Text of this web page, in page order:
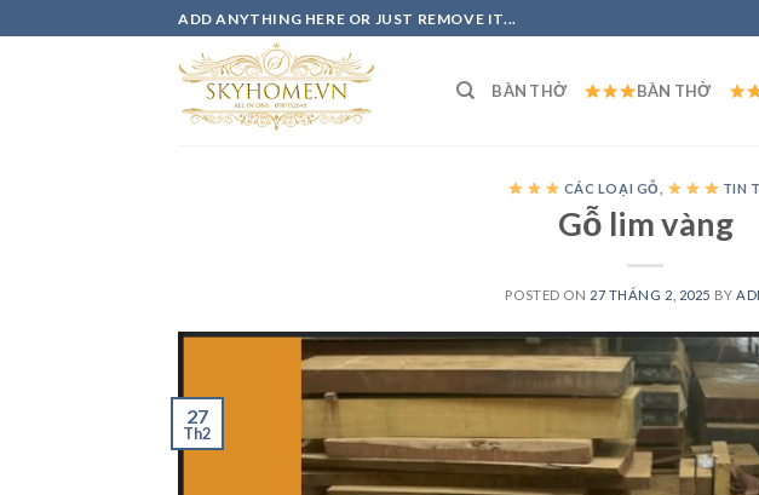
to
ADD ANYTHING HERE OR JUST REMOVE IT...
BÀN THỜ BÀN THỜ
CÁC LOẠI GỖ TIN
Gỗ lim vàng
POSTED ON 27 THÁNG 2, 2025 BY
27
Th2